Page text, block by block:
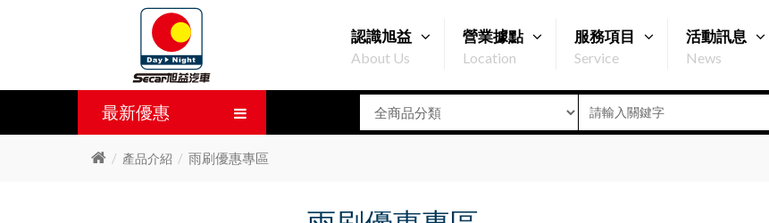
認識旭益
About Us
營業據點
Location
服務項目
Service
活動訊息
News
最新優惠
產品介紹 雨刷優惠專區